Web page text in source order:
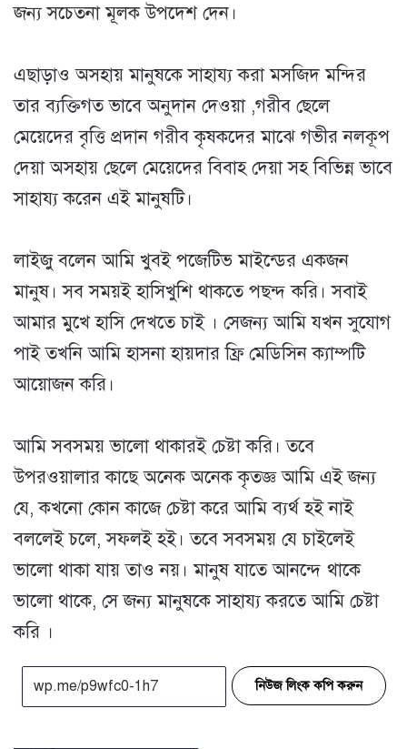
জন্য সচেতনা মূলক উপদেশ দেন।
এছাড়াও অসহায় মানুষকে সাহায্য করা মসজিদ মন্দির
তার ব্যক্তিগত ভাবে অনুদান দেওয়া ,গরীব ছেলে
মেয়েদের বৃত্তি প্রদান গরীব কৃষকদের মাঝে গভীর নলকূপ
দেয়া অসহায় ছেলে মেয়েদের বিবাহ দেয়া সহ বিভিন্ন ভাবে
সাহায্য করেন এই মানুষটি।
লাইজু বলেন আমি খুবই পজেটিভ মাইন্ডের একজন
মানুষ। সব সময়ই হাসিখুশি থাকতে পছন্দ করি। সবাই
আমার মুখে হাসি দেখতে চাই । সেজন্য আমি যখন সুযোগ
পাই তখনি আমি হাসনা হায়দার ফ্রি মেডিসিন ক্যাম্পটি
আয়োজন করি।
আমি সবসময় ভালো থাকারই চেষ্টা করি। তবে
উপরওয়ালার কাছে অনেক অনেক কৃতজ্ঞ আমি এই জন্য
যে, কখনো কোন কাজে চেষ্টা করে আমি ব্যর্থ হই নাই
বললেই চলে, সফলই হই। তবে সবসময় যে চাইলেই
ভালো থাকা যায় তাও নয়। মানুষ যাতে আনন্দে থাকে
ভালো থাকে, সে জন্য মানুষকে সাহায্য করতে আমি চেষ্টা
করি ।
নিউজ লিংক কপি করুন